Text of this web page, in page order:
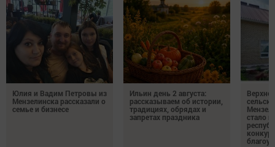
Юлия и Вадим Петровы из
Мензелинска рассказали о
семье и бизнесе
Ильин день 2 августа:
рассказываем об истории,
традициях, обрядах и
запретах праздника
стало